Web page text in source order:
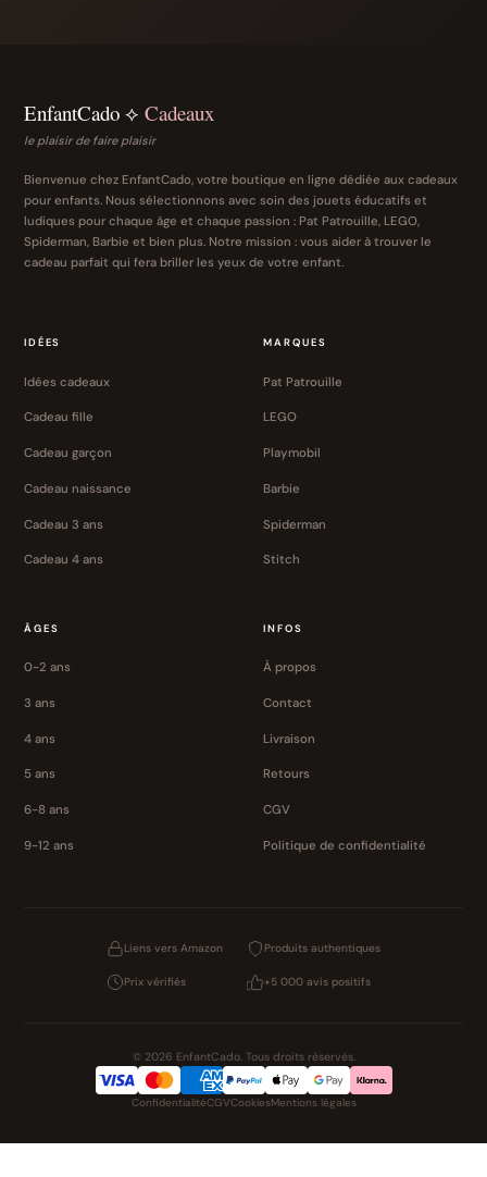
EnfantCado ⟡ Cadeaux
le plaisir de faire plaisir
Bienvenue chez EnfantCado, votre boutique en ligne dédiée aux cadeaux
pour enfants. Nous sélectionnons avec soin des jouets éducatifs et
ludiques pour chaque âge et chaque passion : Pat Patrouille, LEGO,
Spiderman, Barbie et bien plus. Notre mission : vous aider à trouver le
cadeau parfait qui fera briller les yeux de votre enfant.
IDÉES
Idées cadeaux
Cadeau fille
Cadeau garçon
Cadeau naissance
Cadeau 3 ans
Cadeau 4 ans
MARQUES
Pat Patrouille
LEGO
Playmobil
Barbie
Spiderman
Stitch
ÂGES
0-2 ans
3 ans
4 ans
5 ans
6-8 ans
9-12 ans
INFOS
À propos
Contact
Livraison
Retours
CGV
Politique de confidentialité
Liens vers Amazon Produits authentiques
Prix vérifiés +5 000 avis positifs
© 2026 EnfantCado. Tous droits réservés.
ConfidentialitéCGVCookiesMentions légales